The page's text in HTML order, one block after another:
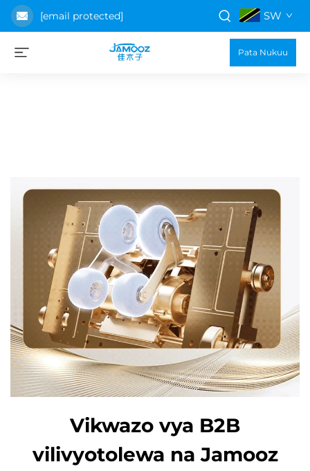
[email protected] SW
Pata Nukuu
Vikwazo vya B2B
vilivyotolewa na Jamooz